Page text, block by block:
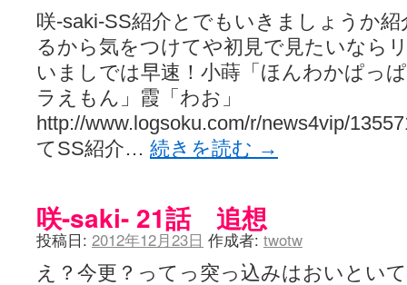
咲-saki-SS紹介とでもいきましょうか
るから気をつけてや初見で見たいなら
いましでは早速！小蒔「ほんわかぱっ
ラえもん」霞「わお」
http://www.logsoku.com/r/news4vip/
てSS紹介… 続きを読む →
咲-saki- 21話 追想
投稿日: 2012年12月23日 作成者: twotw
え？今更？ってっ突っ込みはおいとい